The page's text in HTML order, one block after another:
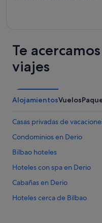
Te
viajes
AlojamientosVuelos
Casas privadas de
Condominios en Derio
Bilbao hoteles
Hoteles con spa en Derio
Cabañas en Derio
Hoteles cerca de Bilbao